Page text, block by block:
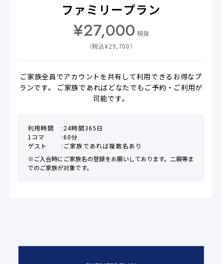
ファミリープラン
¥27,000 税抜
（税込¥29,700）
ご家族全員でアカウントを共有して利用できるお得なプ
ランです。 ご家族であればどなたでもご予約・ご利用が
可能です。
利用時間
24時間365日
1コマ
60分
ゲスト
ご家族であれば複数名あり
※ご入会時にご家族名の登録をお願いしております。二親等ま
でのご家族が対象です。